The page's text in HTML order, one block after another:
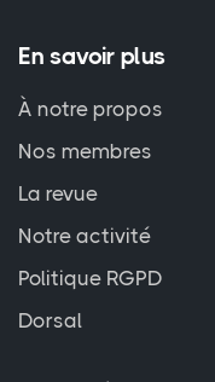
En savoir plus
À notre propos
Nos membres
La revue
Notre activité
Politique RGPD
Dorsal